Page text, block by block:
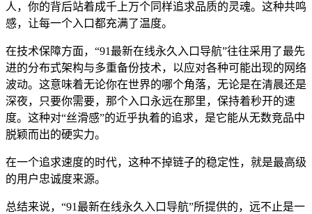
人，你的背后站着成千上万个同样追求品质的灵魂。这种共鸣
感，让每一个入口都充满了温度。
在技术保障方面，“91最新在线永久入口导航”往往采用了最先
进的分布式架构与多重备份技术，以应对各种可能出现的网络
波动。这意味着无论你在世界的哪个角落，无论是在清晨还是
深夜，只要你需要，那个入口永远在那里，保持着秒开的速
度。这种对“丝滑感”的近乎执着的追求，是它能从无数竞品中
脱颖而出的硬实力。
在一个追求速度的时代，这种不掉链子的稳定性，就是最高级
的用户忠诚度来源。
总结来说，“91最新在线永久入口导航”所提供的，远不止是一